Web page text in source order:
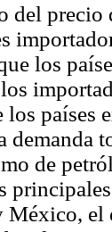
del precio
los
países
demanda
de
México,